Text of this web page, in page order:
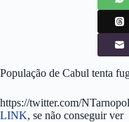
População de Cabul tenta
https://twitter.com/
LINK, se não conseguir ver